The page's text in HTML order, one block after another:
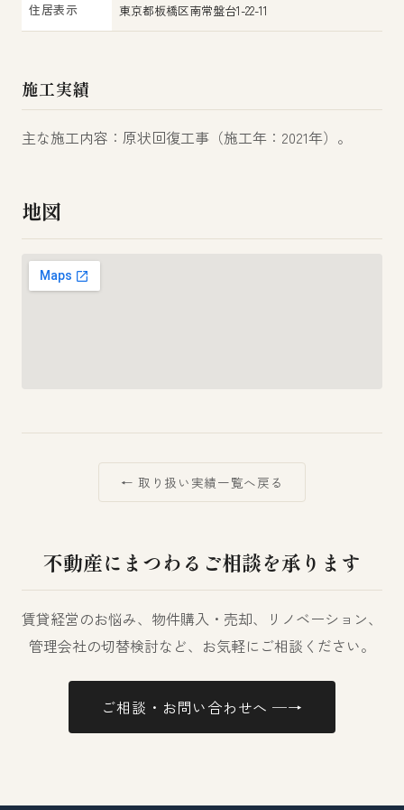
住居表示 東京都板橋区南常盤台1-22-11
施工実績
主な施工内容：原状回復工事（施工年：2021年）。
地図
← 取り扱い実績一覧へ戻る
不動産にまつわるご相談を承ります
賃貸経営のお悩み、物件購入・売却、リノベーション、
管理会社の切替検討など、お気軽にご相談ください。
ご相談・お問い合わせへ ─→